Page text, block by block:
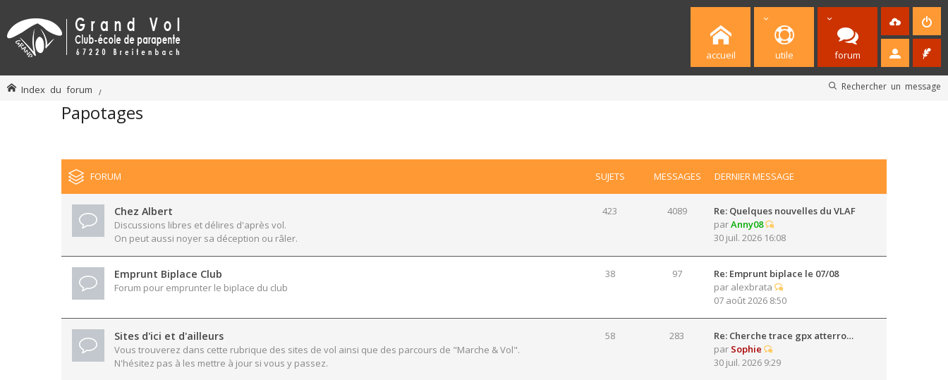
accueil utile forum
Rechercher un message
Index du forum
Papotages
FORUM SUJETS MESSAGES DERNIER MESSAGE
Chez Albert
Discussions libres et délires d'après vol.
On peut aussi noyer sa déception ou râler.
423 4089
Re: Quelques nouvelles du VLAF
parAnny08
30 juil. 2026 16:08
Emprunt Biplace Club
Forum pour emprunter le biplace du club
38 97
Re: Emprunt biplace le 07/08
par alexbrata
07 août 2026 8:50
Sites d'ici et d'ailleurs
Vous trouverez dans cette rubrique des sites de vol ainsi que des parcours de "Marche & Vol".
N'hésitez pas à les mettre à jour si vous y passez.
58 283
Re: Cherche trace gpx atterro…
par Sophie
30 juil. 2026 9:29